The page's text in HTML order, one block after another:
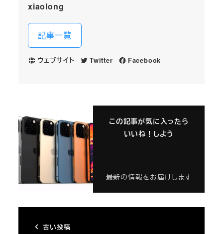
xiaolong
記事一覧
ウェブサイト Twitter Facebook
この記事が気に入ったら
いいね！しよう
最新の情報をお届けします
古い投稿